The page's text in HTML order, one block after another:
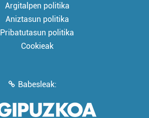
Argitalpen politika
Aniztasun politika
Pribatutasun politika
Cookieak
Babesleak: